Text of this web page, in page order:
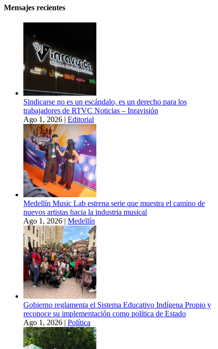
Mensajes recientes
Sindicarse no es un escándalo, es un derecho para los
trabajadores de RTVC Noticias – Inravisión
Ago 1, 2026 | Editorial
Medellín Music Lab estrena serie que muestra el camino de
nuevos artistas hacia la industria musical
Ago 1, 2026 | Medellín
Gobierno reglamenta el Sistema Educativo Indígena Propio y
reconoce su implementación como política de Estado
Ago 1, 2026 | Política